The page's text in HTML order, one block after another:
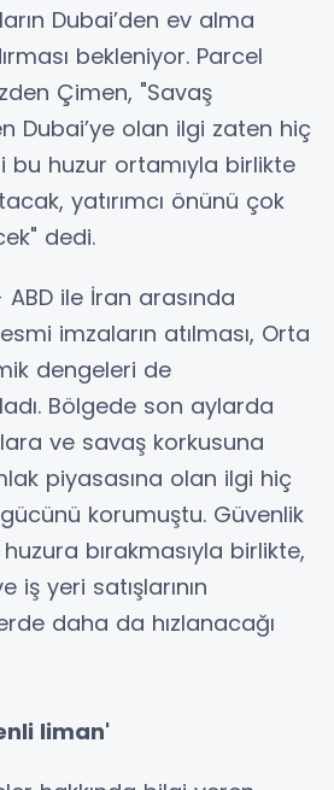
Dubai’den ev alma
bekleniyor. Parcel
Çimen, "Savaş
Dubai’ye olan ilgi zaten hiç
bu huzur ortamıyla birlikte
yatırımcı önünü çok
dedi.
ABD ile İran arasında
imzaların atılması, Orta
dengeleri de
Bölgede son aylarda
ve savaş korkusuna
piyasasına olan ilgi hiç
korumuştu. Güvenlik
huzura bırakmasıyla birlikte,
yeri satışlarının
daha da hızlanacağı
liman'